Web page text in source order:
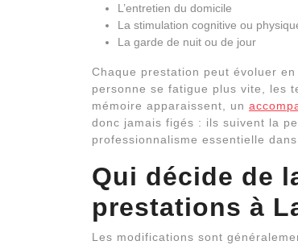
L’entretien du domicile
La stimulation cognitive ou
La garde de nuit ou de jour
Chaque prestation peut évoluer
personne se fatigue plus vite, les
mémoire apparaissent, un
donc jamais figés : ils suivent la
professionnalisme essentielle
Qui décide de
prestations à
Les modifications sont